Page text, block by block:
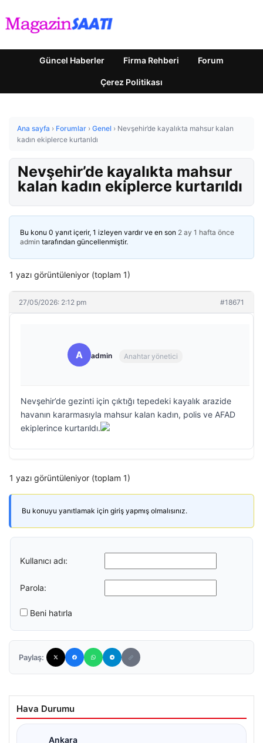
Güncel Haberler Firma Rehberi Forum
Çerez Politikası
Ana sayfa › Forumlar › Genel › Nevşehir’de kayalıkta mahsur kalan
kadın ekiplerce kurtarıldı
Nevşehir’de kayalıkta mahsur
kalan kadın ekiplerce kurtarıldı
Bu konu 0 yanıt içerir, 1 izleyen vardır ve en son 2 ay 1 hafta önce
admin tarafından güncellenmiştir.
1 yazı görüntüleniyor (toplam 1)
27/05/2026: 2:12 pm #18671
A admin Anahtar yönetici
Nevşehir’de gezinti için çıktığı tepedeki kayalık arazide
havanın kararmasıyla mahsur kalan kadın, polis ve AFAD
ekiplerince kurtarıldı.
1 yazı görüntüleniyor (toplam 1)
Bu konuyu yanıtlamak için giriş yapmış olmalısınız.
Kullanıcı adı:
Parola:
Beni hatırla
Paylaş:
Hava Durumu
Ankara